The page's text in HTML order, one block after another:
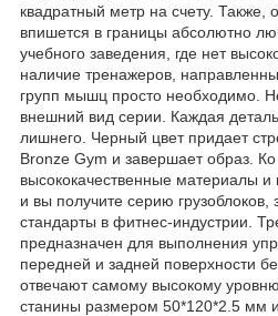
квадратный метр на счету. Также,
впишется в границы абсолютно
учебного заведения, где нет
наличие тренажеров,
групп мышц просто необходимо.
внешний вид серии. Каждая
лишнего. Черный цвет придает
Bronze Gym и завершает образ.
высококачественные материалы и
и вы получите серию
стандарты в фитнес-индустрии.
предназначен для выполнения
передней и задней поверхности
отвечают самому высокому
станины размером 50*120*2.5 мм